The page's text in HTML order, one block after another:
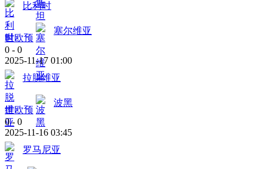
比利时
世欧预
塞尔维亚
0 - 0
2025-11-17 01:00
拉脱维亚
世欧预
波黑
0 - 0
2025-11-16 03:45
罗马尼亚